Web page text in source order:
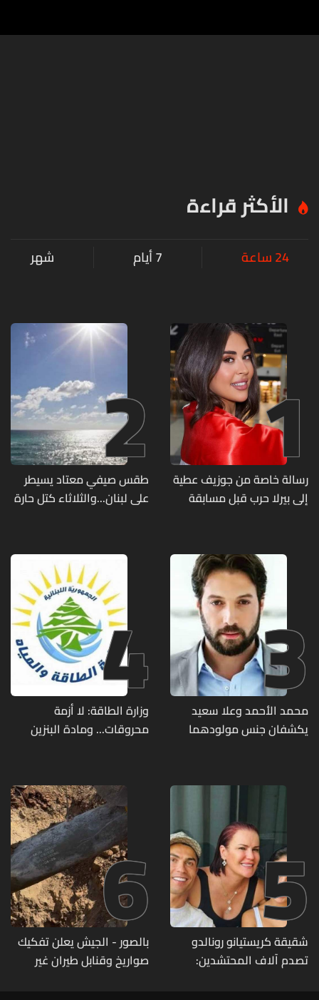
الأكثر قراءة
24 ساعة 7 أيام شهر
1
رسالة خاصة من جوزيف عطية
إلى بيرلا حرب قبل مسابقة
2
طقس صيفي معتاد يسيطر
على لبنان...والثلاثاء كتل حارة
3
محمد الأحمد وعلا سعيد
يكشفان جنس مولودهما
4
وزارة الطاقة: لا أزمة
محروقات... ومادة البنزين
5
شقيقة كريستيانو رونالدو
تصدم آلاف المحتشدين:
6
بالصور - الجيش يعلن تفكيك
صواريخ وقنابل طيران غير